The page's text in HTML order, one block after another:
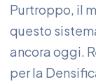
Purtroppo, il
questo
ancora oggi.
per la